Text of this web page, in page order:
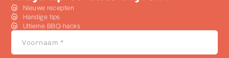
Nieuwe recepten
Handige tips
Ultieme BBQ-hacks
Voornaam